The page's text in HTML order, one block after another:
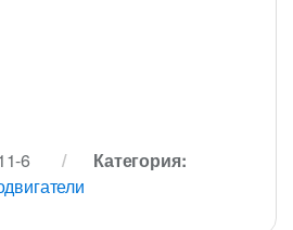
6
Категория: